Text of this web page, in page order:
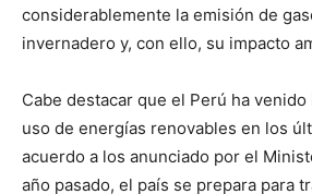
considerablemente la emisión de
invernadero y, con ello, su impacto
Cabe destacar que el Perú ha
uso de energías renovables en los
acuerdo a los anunciado por el
año pasado, el país se prepara para